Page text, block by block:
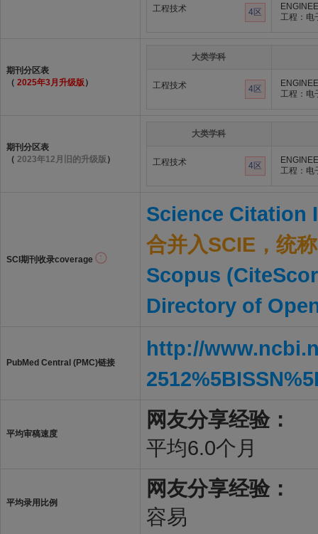
工程技术 4区
工程：电
期刊分区表
（ 2025年3月升级版 ）
大类学科
工程技术 4区
工程：电
期刊分区表
（ 2023年12月旧的升级版 ）
大类学科
工程技术 4区
工程：电
SCI期刊收录coverage
Science Citation
合并入SCIE，统
Scopus
Directory of
PubMed Central (PMC)链接
http://
平均审稿速度
网友分享经验：
平均6.0个月
平均录用比例
网友分享经验：
容易